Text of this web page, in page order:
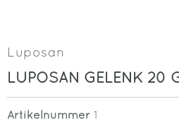
Luposan
LUPOSAN GELENK 20
Artikelnummer